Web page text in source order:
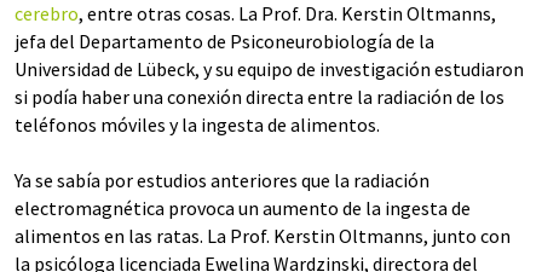
cerebro, entre otras cosas. La Prof. Dra. Kerstin Oltmanns,
jefa del Departamento de Psiconeurobiología de la
Universidad de Lübeck, y su equipo de investigación estudiaron
si podía haber una conexión directa entre la radiación de los
teléfonos móviles y la ingesta de alimentos.
Ya se sabía por estudios anteriores que la radiación
electromagnética provoca un aumento de la ingesta de
alimentos en las ratas. La Prof. Kerstin Oltmanns, junto con
la psicóloga licenciada Ewelina Wardzinski, directora del